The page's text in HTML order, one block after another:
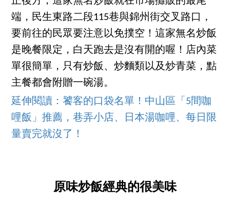
端，民生東路二段115巷與錦州街交叉路口，
要前往的民眾要注意以免撲空！這家無名炒飯
是晚餐限定，白天跑去是沒有開的喔！店內菜
單很簡單，只有炒飯、炒麵類以及炒青菜，點
主餐都會附贈一碗湯。
延伸閱讀：饕客的口袋名單！中山區「5間咖
哩飯」推薦，巷弄小店、日本湯咖哩、每日限
量賣完就沒了！
原味炒飯經典的很美味